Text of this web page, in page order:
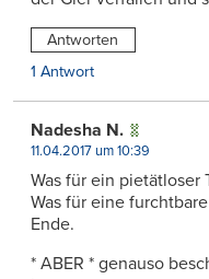
Antworten
1 Antwort
Nadesha N.
11.04.2017 um 10:39
Was für ein pietätloser
Was für eine
Ende.
* ABER * genauso